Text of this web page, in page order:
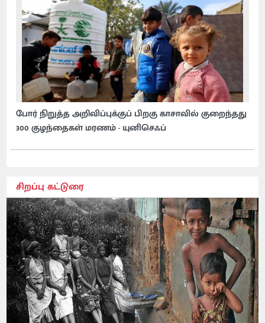
போர் நிறுத்த அறிவிப்புக்குப் பிறகு காசாவில் குறைந்தது
300 குழந்தைகள் மரணம் - யுனிசெஃப்
சிறப்பு கட்டுரை